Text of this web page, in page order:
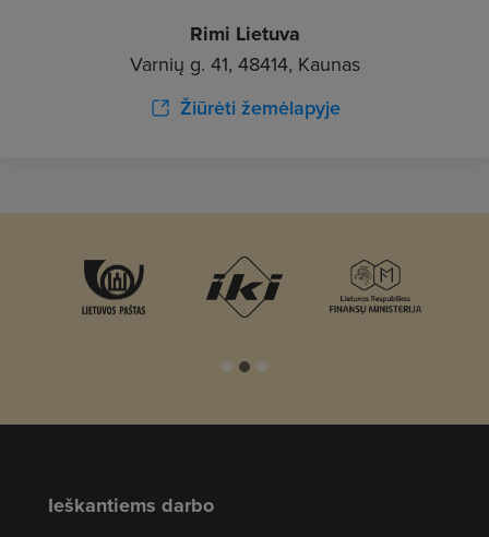
Rimi Lietuva
Varnių g. 41, 48414, Kaunas
Žiūrėti žemėlapyje
Ieškantiems darbo